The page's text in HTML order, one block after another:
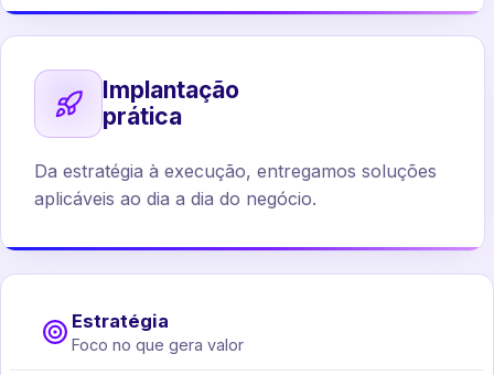
Implantação
prática
Da estratégia à execução, entregamos soluções
aplicáveis ao dia a dia do negócio.
Estratégia
Foco no que gera valor